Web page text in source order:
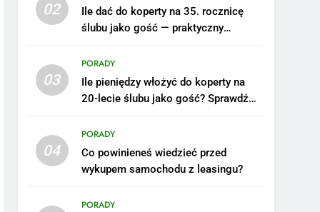
02
Ile dać do koperty na 35. rocznicę
ślubu jako gość — praktyczny
03
PORADY
Ile pieniędzy włożyć do koperty na
20-lecie ślubu jako gość? Sprawdź
04
PORADY
Co powinieneś wiedzieć przed
wykupem samochodu z leasingu?
PORADY